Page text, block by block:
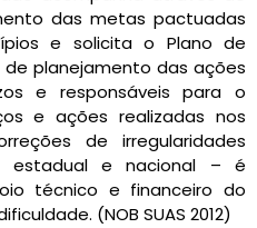
das metas pactuadas
e solicita o Plano de
planejamento das ações
e responsáveis para o
e ações realizadas nos
de irregularidades
estadual e nacional – é
técnico e financeiro do
(NOB SUAS 2012)